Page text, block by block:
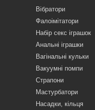
Вібратори
Фалоімітатори
Набір секс іграшок
Анальні іграшки
Вагінальні кульки
Вакуумні помпи
Страпони
Мастурбатори
Насадки, кільця